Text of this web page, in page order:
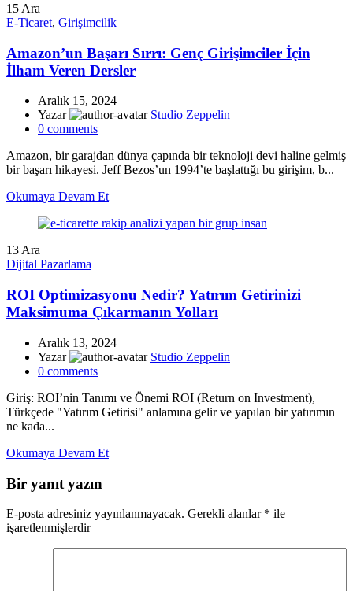
15 Ara
E-Ticaret, Girişimcilik
Amazon’un Başarı Sırrı: Genç Girişimciler İçin
İlham Veren Dersler
Aralık 15, 2024
Yazar
Studio Zeppelin
0 comments
Amazon, bir garajdan dünya çapında bir teknoloji devi haline gelmiş
bir başarı hikayesi. Jeff Bezos’un 1994’te başlattığı bu girişim, b...
Okumaya Devam Et
13Ara
Dijital Pazarlama
ROI Optimizasyonu Nedir? Yatırım Getirinizi
Maksimuma Çıkarmanın Yolları
Aralık 13, 2024
Yazar
Studio Zeppelin
0 comments
Giriş: ROI’nin Tanımı ve Önemi ROI (Return on Investment),
Türkçede "Yatırım Getirisi" anlamına gelir ve yapılan bir yatırımın
ne kada...
Okumaya Devam Et
Bir yanıt yazın
E-posta adresiniz yayınlanmayacak. Gerekli alanlar * ile
işaretlenmişlerdir